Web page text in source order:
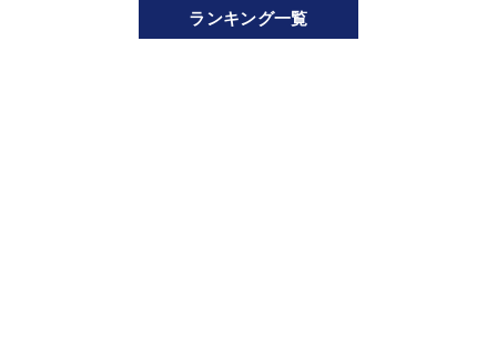
ランキング一覧